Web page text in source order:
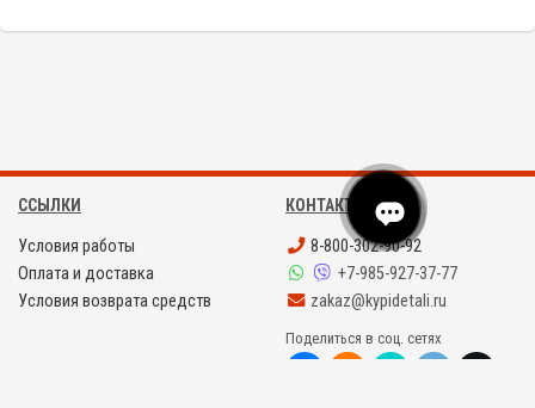
ССЫЛКИ
Условия работы
Оплата и доставка
Условия возврата средств
КОНТАКТЫ
8-800-302-90-92
+7-985-927-37-77
zakaz@kypidetali.ru
Поделиться в соц. сетях